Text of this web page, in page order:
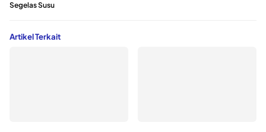
Segelas Susu
Artikel Terkait